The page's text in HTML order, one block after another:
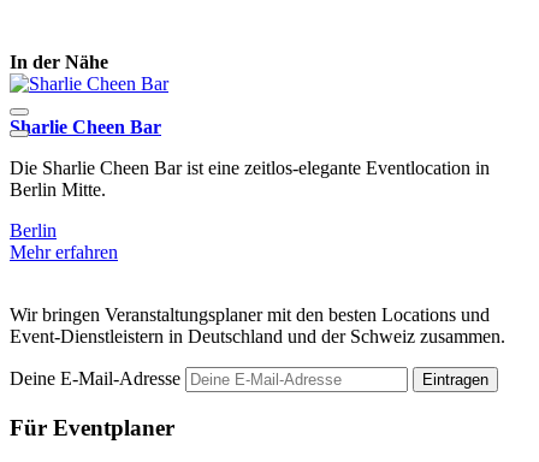
In der Nähe
Sharlie Cheen Bar
Die Sharlie Cheen Bar ist eine zeitlos-elegante Eventlocation in
Berlin Mitte.
Berlin
Mehr erfahren
Wir bringen Veranstaltungsplaner mit den besten Locations und
Event-Dienstleistern in Deutschland und der Schweiz zusammen.
Deine E-Mail-Adresse Eintragen
Für Eventplaner